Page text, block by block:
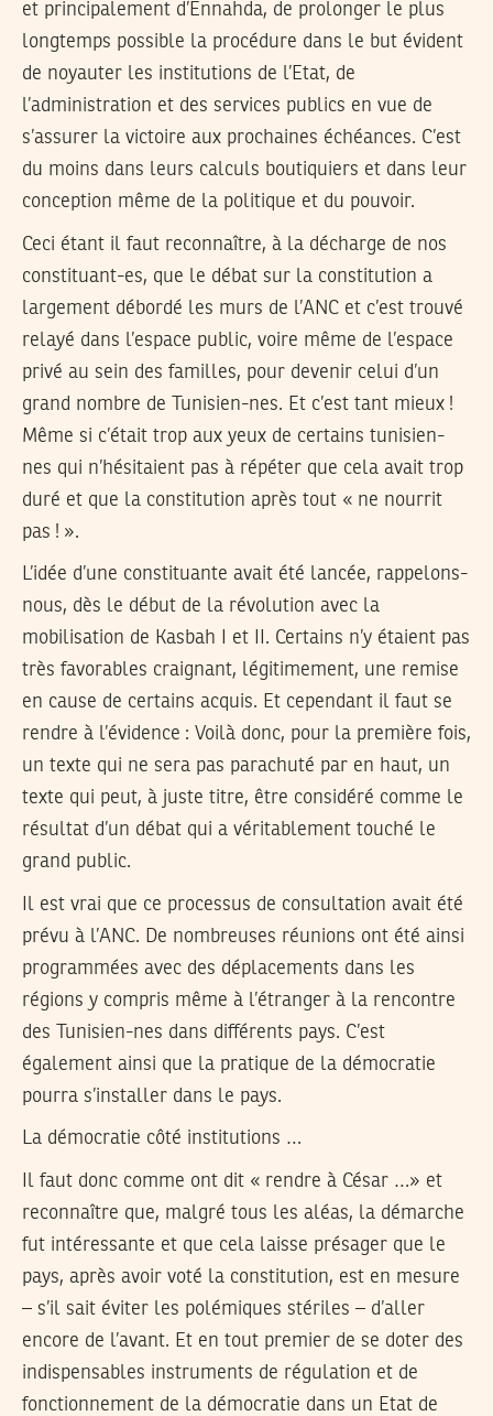
et principalement d’Ennahda, de prolonger le plus
longtemps possible la procédure dans le but évident
de noyauter les institutions de l’Etat, de
l’administration et des services publics en vue de
s’assurer la victoire aux prochaines échéances. C’est
du moins dans leurs calculs boutiquiers et dans leur
conception même de la politique et du pouvoir.
Ceci étant il faut reconnaître, à la décharge de nos
constituant-es, que le débat sur la constitution a
largement débordé les murs de l’ANC et c’est trouvé
relayé dans l’espace public, voire même de l’espace
privé au sein des familles, pour devenir celui d’un
grand nombre de Tunisien-nes. Et c’est tant mieux !
Même si c’était trop aux yeux de certains tunisien-
nes qui n’hésitaient pas à répéter que cela avait trop
duré et que la constitution après tout « ne nourrit
pas ! ».
L’idée d’une constituante avait été lancée, rappelons-
nous, dès le début de la révolution avec la
mobilisation de Kasbah I et II. Certains n’y étaient pas
très favorables craignant, légitimement, une remise
en cause de certains acquis. Et cependant il faut se
rendre à l’évidence : Voilà donc, pour la première fois,
un texte qui ne sera pas parachuté par en haut, un
texte qui peut, à juste titre, être considéré comme le
résultat d’un débat qui a véritablement touché le
grand public.
Il est vrai que ce processus de consultation avait été
prévu à l’ANC. De nombreuses réunions ont été ainsi
programmées avec des déplacements dans les
régions y compris même à l’étranger à la rencontre
des Tunisien-nes dans différents pays. C’est
également ainsi que la pratique de la démocratie
pourra s’installer dans le pays.
La démocratie côté institutions …
Il faut donc comme ont dit « rendre à César …» et
reconnaître que, malgré tous les aléas, la démarche
fut intéressante et que cela laisse présager que le
pays, après avoir voté la constitution, est en mesure
– s’il sait éviter les polémiques stériles – d’aller
encore de l’avant. Et en tout premier de se doter des
indispensables instruments de régulation et de
fonctionnement de la démocratie dans un Etat de